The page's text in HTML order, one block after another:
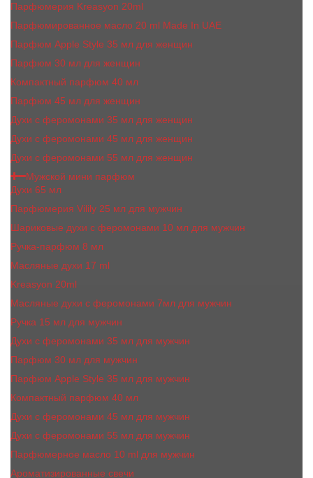
Парфюмерия Kreasyon 20ml
Парфюмированное масло 20 ml Made In UAE
Парфюм Apple Style 35 мл для женщин
Парфюм 30 мл для женщин
Компактный парфюм 40 мл
Парфюм 45 мл для женщин
Духи с феромонами 35 мл для женщин
Духи с феромонами 45 мл для женщин
Духи с феромонами 55 мл для женщин
Мужской мини парфюм
Духи 65 мл
Парфюмерия Vilily 25 мл для мужчин
Шариковые духи с феромонами 10 мл для мужчин
Ручка-парфюм 8 мл
Масляные духи 17 ml
Kreasyon 20ml
Масляные духи c феромонами 7мл для мужчин
Ручка 15 мл для мужчин
Духи с феромонами 35 мл для мужчин
Парфюм 30 мл для мужчин
Парфюм Apple Style 35 мл для мужчин
Компактный парфюм 40 мл
Духи с феромонами 45 мл для мужчин
Духи с феромонами 55 мл для мужчин
Парфюмерное масло 10 ml для мужчин
Ароматизированные свечи